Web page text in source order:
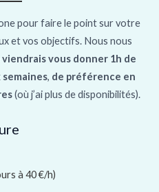
pour faire le point sur votre
et vos objectifs. Nous nous
viendrais vous donner 1h de
, de préférence en
(où j’ai plus de disponibilités).
à 40 €/h)